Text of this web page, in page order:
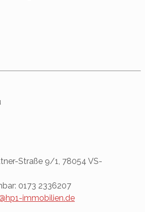
Straße 9/1, 78054 VS-
0173 2336207
immobilien.de